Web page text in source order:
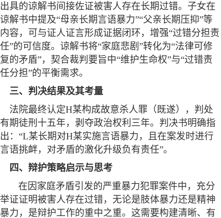
出具的谅解书间接佐证被害人存在长期过错。子女在
谅解书中提及“母亲长期言语暴力”“父亲长期压抑”等
内容，可与证人证言形成证据闭环，增强“过错分担责
任”的可信度。 谅解书将“家庭悲剧”转化为“法律可修
复的矛盾”，契合裁判要旨中“维护生命权”与“过错责
任分担”的平衡需求。
三、判决结果及其考量
法院最终认定H某构成故意杀人罪（既遂），判处
有期徒刑十五年，剥夺政治权利三年。判决书明确指
出：“L某长期对H某实施言语暴力，且在案发时进行
言语挑衅，对矛盾的激化升级负有责任”。
四、辩护策略启示与思考
在因家庭矛盾引发的严重暴力犯罪案件中，充分
举证证明被害人存在过错，无论是肢体暴力还是精神
暴力，是辩护工作的重中之重。这需要构建清晰、有